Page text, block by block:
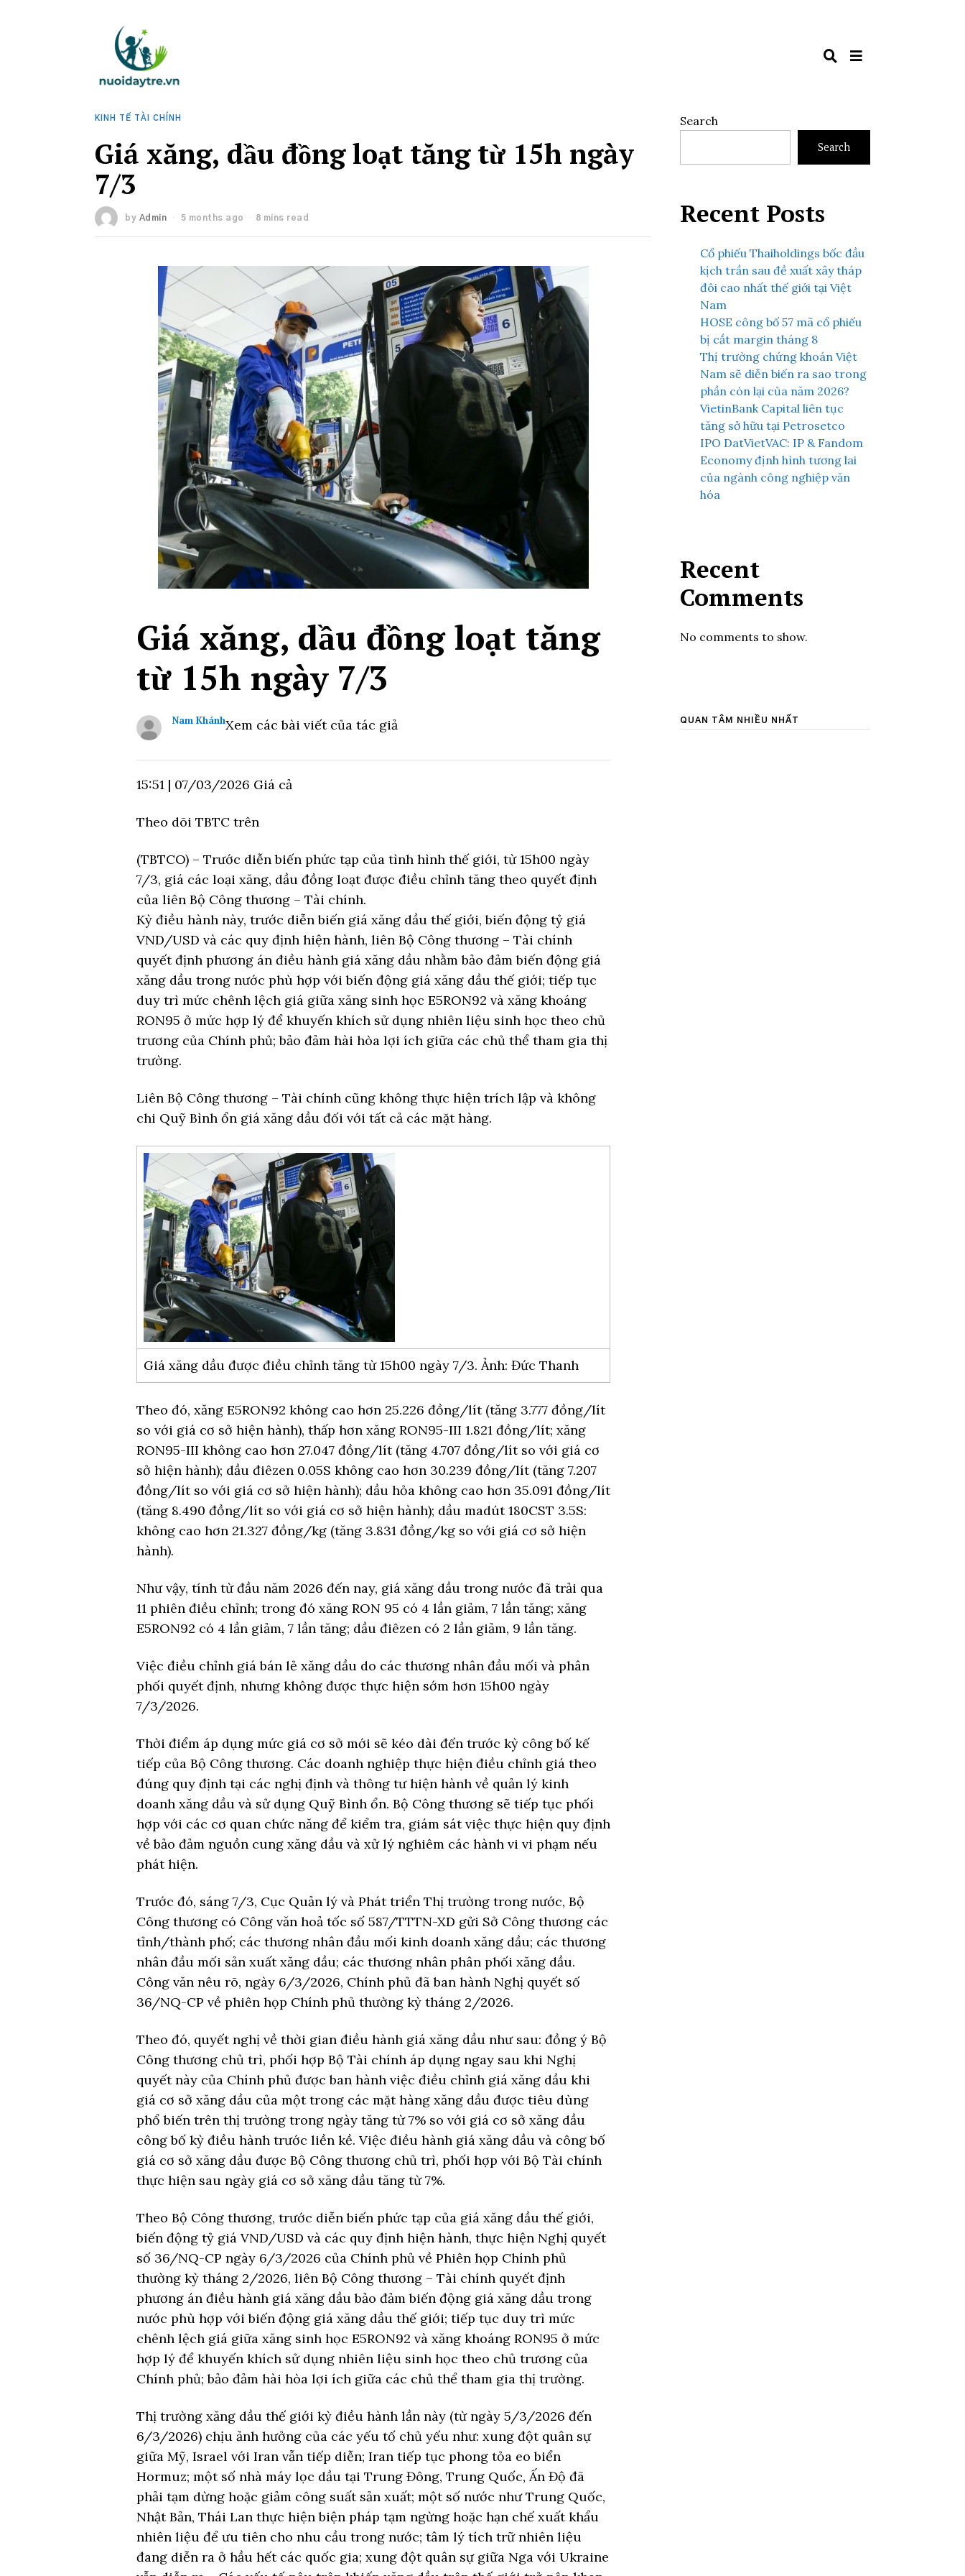
KINH TẾ TÀI CHÍNH
Giá xăng, dầu đồng loạt tăng từ 15h ngày
7/3
by Admin 5 months ago 8 mins read
Giá xăng, dầu đồng loạt tăng
từ 15h ngày 7/3
Nam KhánhXem các bài viết của tác giả
15:51| 07/03/2026 Giá cả
Theo dõi TBTC trên
(TBTCO) – Trước diễn biến phức tạp của tình hình thế giới, từ 15h00 ngày
7/3, giá các loại xăng, dầu đồng loạt được điều chỉnh tăng theo quyết định
của liên Bộ Công thương – Tài chính.
Kỳ điều hành này, trước diễn biến giá xăng dầu thế giới, biến động tỷ giá
VND/USD và các quy định hiện hành, liên Bộ Công thương – Tài chính
quyết định phương án điều hành giá xăng dầu nhằm bảo đảm biến động giá
xăng dầu trong nước phù hợp với biến động giá xăng dầu thế giới; tiếp tục
duy trì mức chênh lệch giá giữa xăng sinh học E5RON92 và xăng khoáng
RON95 ở mức hợp lý để khuyến khích sử dụng nhiên liệu sinh học theo chủ
trương của Chính phủ; bảo đảm hài hòa lợi ích giữa các chủ thể tham gia thị
trường.
Liên Bộ Công thương – Tài chính cũng không thực hiện trích lập và không
chi Quỹ Bình ổn giá xăng dầu đối với tất cả các mặt hàng.
Giá xăng dầu được điều chỉnh tăng từ 15h00 ngày 7/3. Ảnh: Đức Thanh
Theo đó, xăng E5RON92 không cao hơn 25.226 đồng/lít (tăng 3.777 đồng/lít
so với giá cơ sở hiện hành), thấp hơn xăng RON95-III 1.821 đồng/lít; xăng
RON95-III không cao hơn 27.047 đồng/lít (tăng 4.707 đồng/lít so với giá cơ
sở hiện hành); dầu điêzen 0.05S không cao hơn 30.239 đồng/lít (tăng 7.207
đồng/lít so với giá cơ sở hiện hành); dầu hỏa không cao hơn 35.091 đồng/lít
(tăng 8.490 đồng/lít so với giá cơ sở hiện hành); dầu madút 180CST 3.5S:
không cao hơn 21.327 đồng/kg (tăng 3.831 đồng/kg so với giá cơ sở hiện
hành).
Như vậy, tính từ đầu năm 2026 đến nay, giá xăng dầu trong nước đã trải qua
11 phiên điều chỉnh; trong đó xăng RON 95 có 4 lần giảm, 7 lần tăng; xăng
E5RON92 có 4 lần giảm, 7 lần tăng; dầu điêzen có 2 lần giảm, 9 lần tăng.
Việc điều chỉnh giá bán lẻ xăng dầu do các thương nhân đầu mối và phân
phối quyết định, nhưng không được thực hiện sớm hơn 15h00 ngày
7/3/2026.
Thời điểm áp dụng mức giá cơ sở mới sẽ kéo dài đến trước kỳ công bố kế
tiếp của Bộ Công thương. Các doanh nghiệp thực hiện điều chỉnh giá theo
đúng quy định tại các nghị định và thông tư hiện hành về quản lý kinh
doanh xăng dầu và sử dụng Quỹ Bình ổn. Bộ Công thương sẽ tiếp tục phối
hợp với các cơ quan chức năng để kiểm tra, giám sát việc thực hiện quy định
về bảo đảm nguồn cung xăng dầu và xử lý nghiêm các hành vi vi phạm nếu
phát hiện.
Trước đó, sáng 7/3, Cục Quản lý và Phát triển Thị trường trong nước, Bộ
Công thương có Công văn hoả tốc số 587/TTTN-XD gửi Sở Công thương các
tỉnh/thành phố; các thương nhân đầu mối kinh doanh xăng dầu; các thương
nhân đầu mối sản xuất xăng dầu; các thương nhân phân phối xăng dầu.
Công văn nêu rõ, ngày 6/3/2026, Chính phủ đã ban hành Nghị quyết số
36/NQ-CP về phiên họp Chính phủ thường kỳ tháng 2/2026.
Theo đó, quyết nghị về thời gian điều hành giá xăng dầu như sau: đồng ý Bộ
Công thương chủ trì, phối hợp Bộ Tài chính áp dụng ngay sau khi Nghị
quyết này của Chính phủ được ban hành việc điều chỉnh giá xăng dầu khi
giá cơ sở xăng dầu của một trong các mặt hàng xăng dầu được tiêu dùng
phổ biến trên thị trường trong ngày tăng từ 7% so với giá cơ sở xăng dầu
công bố kỳ điều hành trước liền kề. Việc điều hành giá xăng dầu và công bố
giá cơ sở xăng dầu được Bộ Công thương chủ trì, phối hợp với Bộ Tài chính
thực hiện sau ngày giá cơ sở xăng dầu tăng từ 7%.
Theo Bộ Công thương, trước diễn biến phức tạp của giá xăng dầu thế giới,
biến động tỷ giá VND/USD và các quy định hiện hành, thực hiện Nghị quyết
số 36/NQ-CP ngày 6/3/2026 của Chính phủ về Phiên họp Chính phủ
thường kỳ tháng 2/2026, liên Bộ Công thương – Tài chính quyết định
phương án điều hành giá xăng dầu bảo đảm biến động giá xăng dầu trong
nước phù hợp với biến động giá xăng dầu thế giới; tiếp tục duy trì mức
chênh lệch giá giữa xăng sinh học E5RON92 và xăng khoáng RON95 ở mức
hợp lý để khuyến khích sử dụng nhiên liệu sinh học theo chủ trương của
Chính phủ; bảo đảm hài hòa lợi ích giữa các chủ thể tham gia thị trường.
Thị trường xăng dầu thế giới kỳ điều hành lần này (từ ngày 5/3/2026 đến
6/3/2026) chịu ảnh hưởng của các yếu tố chủ yếu như: xung đột quân sự
giữa Mỹ, Israel với Iran vẫn tiếp diễn; Iran tiếp tục phong tỏa eo biển
Hormuz; một số nhà máy lọc dầu tại Trung Đông, Trung Quốc, Ấn Độ đã
phải tạm dừng hoặc giảm công suất sản xuất; một số nước như Trung Quốc,
Nhật Bản, Thái Lan thực hiện biện pháp tạm ngừng hoặc hạn chế xuất khẩu
nhiên liệu để ưu tiên cho nhu cầu trong nước; tâm lý tích trữ nhiên liệu
đang diễn ra ở hầu hết các quốc gia; xung đột quân sự giữa Nga với Ukraine
Search
Search
Recent Posts
Cổ phiếu Thaiholdings bốc đầu
kịch trần sau đề xuất xây tháp
đôi cao nhất thế giới tại Việt
Nam
HOSE công bố 57 mã cổ phiếu
bị cắt margin tháng 8
Thị trường chứng khoán Việt
Nam sẽ diễn biến ra sao trong
phần còn lại của năm 2026?
VietinBank Capital liên tục
tăng sở hữu tại Petrosetco
IPO DatVietVAC: IP & Fandom
Economy định hình tương lai
của ngành công nghiệp văn
hóa
Recent
Comments
No comments to show.
QUAN TÂM NHIỀU NHẤT